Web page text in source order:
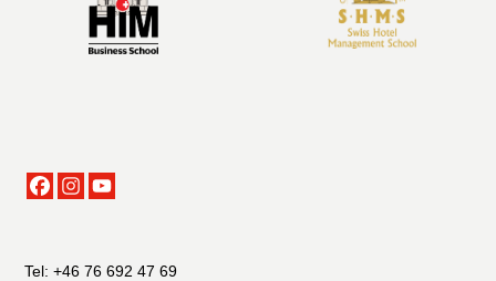
Tel: +46 76 692 47 69